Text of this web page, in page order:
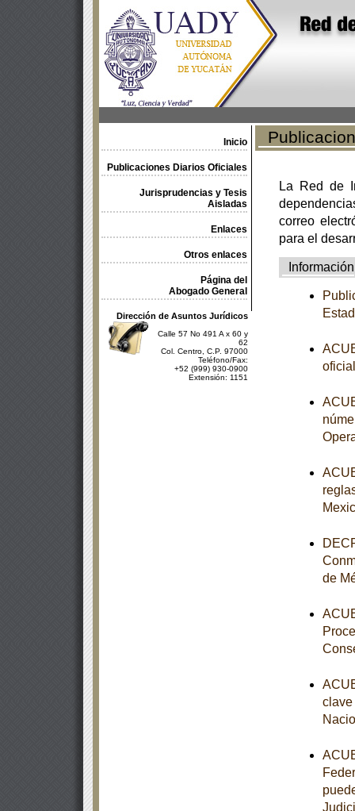
Inicio
Publicaciones Diarios Oficiales
Jurisprudencias y Tesis
Aisladas
Enlaces
Otros enlaces
Página del
Abogado General
Dirección de Asuntos Jurídicos
Calle 57 No 491 A x 60 y
62
Col. Centro, C.P. 97000
Teléfono/Fax:
+52 (999) 930-0900
Extensión: 1151
La Red de
correo
para el
Información
de
clave